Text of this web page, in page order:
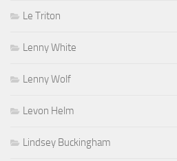
Le Triton
Lenny White
Lenny Wolf
Levon Helm
Lindsey Buckingham